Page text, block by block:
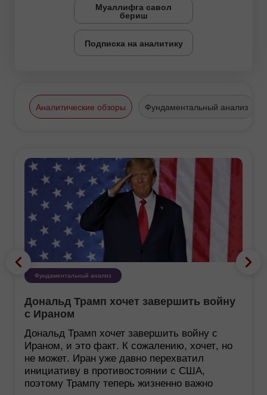
Муаллифга савол
бериш
Подписка на аналитику
Аналитические обзоры Фундаментальный анализ
Фундаментальный анализ
Дональд Трамп хочет завершить войну
с Ираном
Дональд Трамп хочет завершить войну с
Ираном, и это факт. К сожалению, хочет, но
не может. Иран уже давно перехватил
инициативу в противостоянии с США,
поэтому Трампу теперь жизненно важно